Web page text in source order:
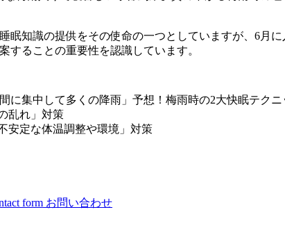
眠知識の提供をその使命の一つとしていますが、6月
することの重要性を認識しています。
に集中して多くの降雨」予想！梅雨時の2大快眠テクニ
乱れ」対策
安定な体温調整や環境」対策
form お問い合わせ